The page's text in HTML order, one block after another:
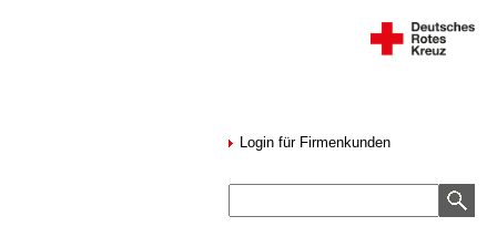
Login für Firmenkunden